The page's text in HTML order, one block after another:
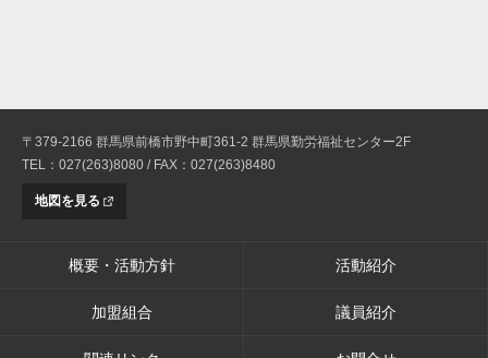
〒379-2166 群馬県前橋市野中町361-2 群馬県勤労福祉センター2F
TEL：027(263)8080 / FAX：027(263)8480
地図を見る
概要・活動方針 活動紹介
加盟組合 議員紹介